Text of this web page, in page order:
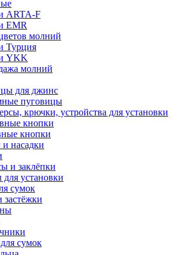
ARTA-F
EMR
молний
Турция
YKK
молний
для джинс
пуговицы
крючки, устройства для установки
кнопки
кнопки
насадки
и заклёпки
установки
сумок
застёжки
сумок